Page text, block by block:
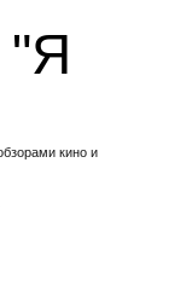
"Я
кино и